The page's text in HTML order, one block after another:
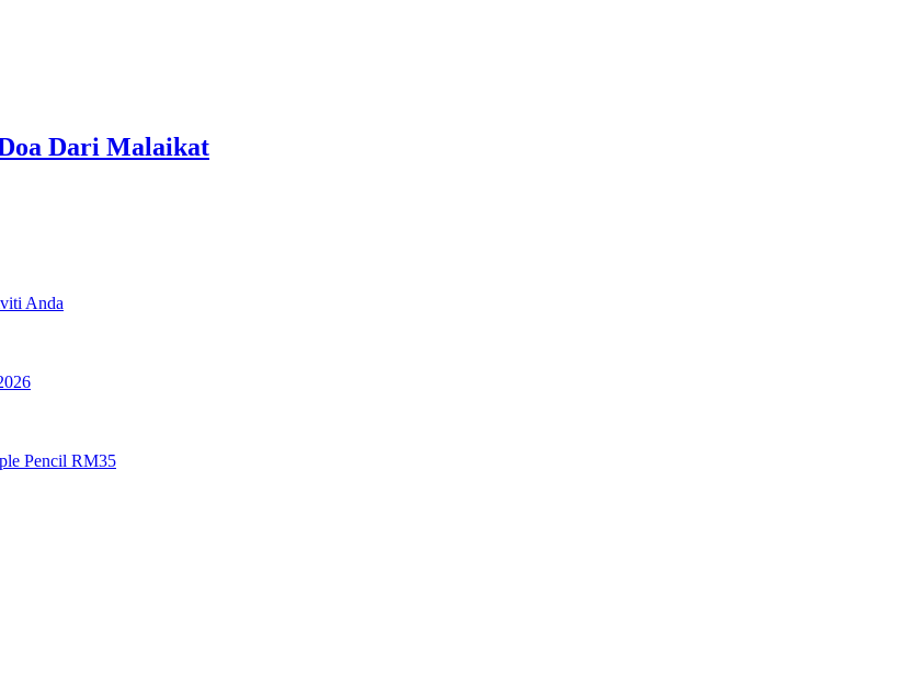
Dari Malaikat
Anda
Pencil RM35